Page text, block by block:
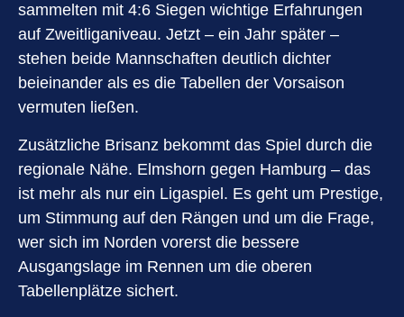
sammelten mit 4:6 Siegen wichtige Erfahrungen
auf Zweitliganiveau. Jetzt – ein Jahr später –
stehen beide Mannschaften deutlich dichter
beieinander als es die Tabellen der Vorsaison
vermuten ließen.
Zusätzliche Brisanz bekommt das Spiel durch die
regionale Nähe. Elmshorn gegen Hamburg – das
ist mehr als nur ein Ligaspiel. Es geht um Prestige,
um Stimmung auf den Rängen und um die Frage,
wer sich im Norden vorerst die bessere
Ausgangslage im Rennen um die oberen
Tabellenplätze sichert.